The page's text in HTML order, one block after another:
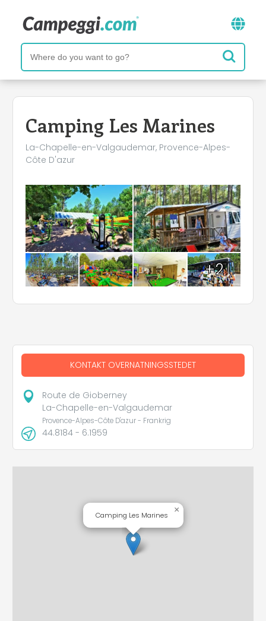
Camping Les Marines
La-Chapelle-en-Valgaudemar, Provence-Alpes-
Côte D'azur
+2
KONTAKT OVERNATNINGSSTEDET
Route de Gioberney
La-Chapelle-en-Valgaudemar
Provence-Alpes-Côte D'azur - Frankrig
44.8184 - 6.1959
Camping Les Marines
×